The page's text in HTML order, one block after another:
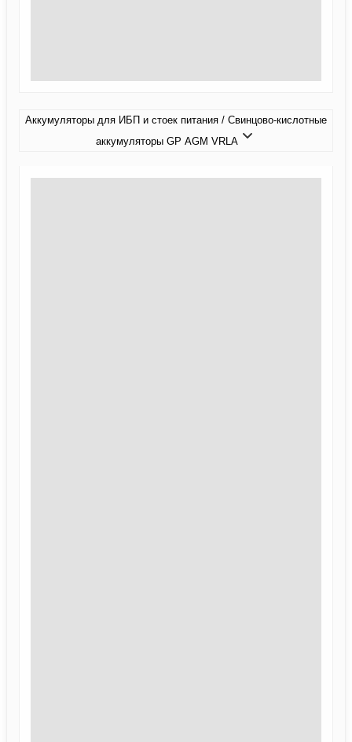
Аккумуляторы для ИБП и стоек питания / Свинцово-кислотные
аккумуляторы GP AGM VRLA